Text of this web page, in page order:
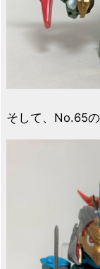
そして、No.65